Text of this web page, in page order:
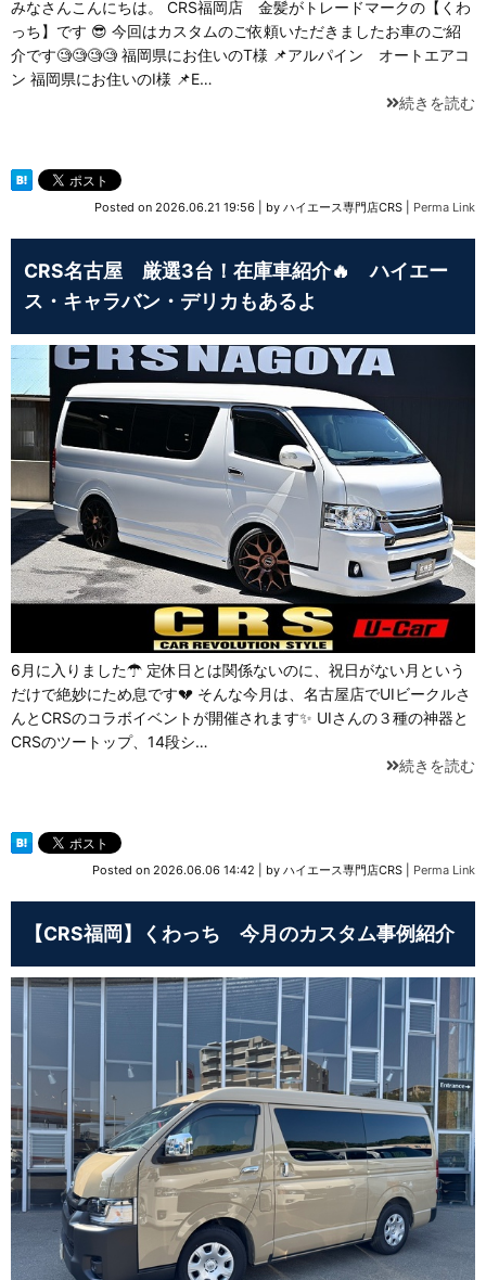
みなさんこんにちは。 CRS福岡店 金髪がトレードマークの【くわ
っち】です 😎 今回はカスタムのご依頼いただきましたお車のご紹
介です🧐🧐🧐🧐 福岡県にお住いのT様 📌アルパイン オートエアコ
ン 福岡県にお住いのI様 📌E…
続きを読む
Posted on 2026.06.21 19:56 by ハイエース専門店CRS Perma Link
CRS名古屋 厳選3台！在庫車紹介🔥 ハイエー
ス・キャラバン・デリカもあるよ
6月に入りました☂ 定休日とは関係ないのに、祝日がない月という
だけで絶妙にため息です💔 そんな今月は、名古屋店でUIビークルさ
んとCRSのコラボイベントが開催されます✨ UIさんの３種の神器と
CRSのツートップ、14段シ…
続きを読む
Posted on 2026.06.06 14:42 by ハイエース専門店CRS Perma Link
【CRS福岡】くわっち 今月のカスタム事例紹介